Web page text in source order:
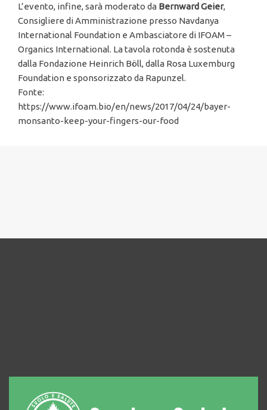
L’evento, infine, sarà moderato da Bernward Geier,
Consigliere di Amministrazione presso Navdanya
International Foundation e Ambasciatore di IFOAM –
Organics International. La tavola rotonda è sostenuta
dalla Fondazione Heinrich Böll, dalla Rosa Luxemburg
Foundation e sponsorizzato da Rapunzel.
Fonte:
https://www.ifoam.bio/en/news/2017/04/24/bayer-
monsanto-keep-your-fingers-our-food